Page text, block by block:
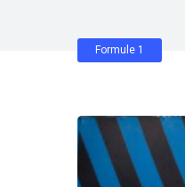
Formule 1